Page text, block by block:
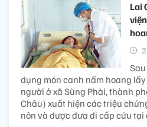
Lai
dụng món canh nấm hoang
người ở xã Sùng Phài, thành
Châu) xuất hiện các triệu
nôn và được đưa đi cấp cứu tại